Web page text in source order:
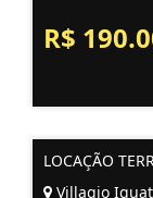
R$
LOCAÇÃO
Villagio